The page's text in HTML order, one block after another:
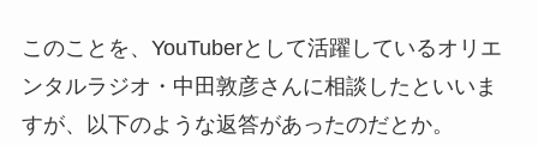
このことを、YouTuberとして活躍しているオリエ
ンタルラジオ・中田敦彦さんに相談したといいま
すが、以下のような返答があったのだとか。